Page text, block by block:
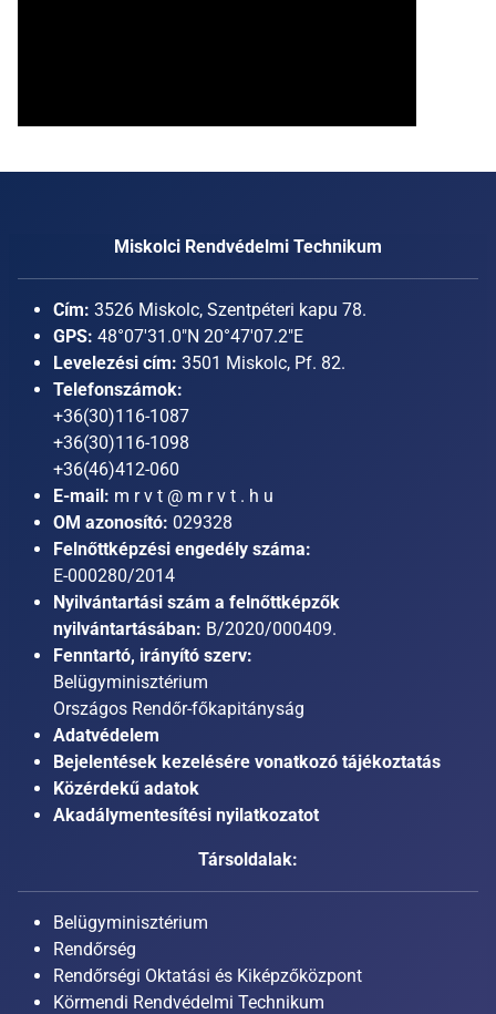
Miskolci Rendvédelmi Technikum
Cím: 3526 Miskolc, Szentpéteri kapu 78.
GPS: 48°07'31.0"N 20°47'07.2"E
Levelezési cím: 3501 Miskolc, Pf. 82.
Telefonszámok:
+36(30)116-1087
+36(30)116-1098
+36(46)412-060
E-mail: m r v t @ m r v t . h u
OM azonosító: 029328
Felnőttképzési engedély száma:
E-000280/2014
Nyilvántartási szám a felnőttképzők
nyilvántartásában: B/2020/000409.
Fenntartó, irányító szerv:
Belügyminisztérium
Országos Rendőr-főkapitányság
Adatvédelem
Bejelentések kezelésére vonatkozó tájékoztatás
Közérdekű adatok
Akadálymentesítési nyilatkozatot
Társoldalak:
Belügyminisztérium
Rendőrség
Rendőrségi Oktatási és Kiképzőközpont
Körmendi Rendvédelmi Technikum